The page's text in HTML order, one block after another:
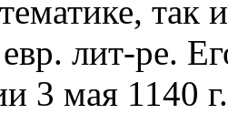
так
лит-ре.
3 мая 1140